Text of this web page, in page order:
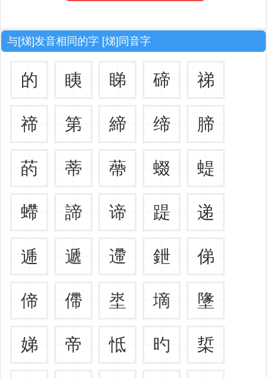
与[焍]发音相同的字 [焍]同音字
的 眱 睇 碲 祶
禘 第 締 缔 腣
菂 蒂 蔕 蝃 蝭
螮 諦 谛 踶 递
逓 遞 遰 鉪 俤
偙 僀 埊 墑 墬
娣 帝 怟 旳 梊